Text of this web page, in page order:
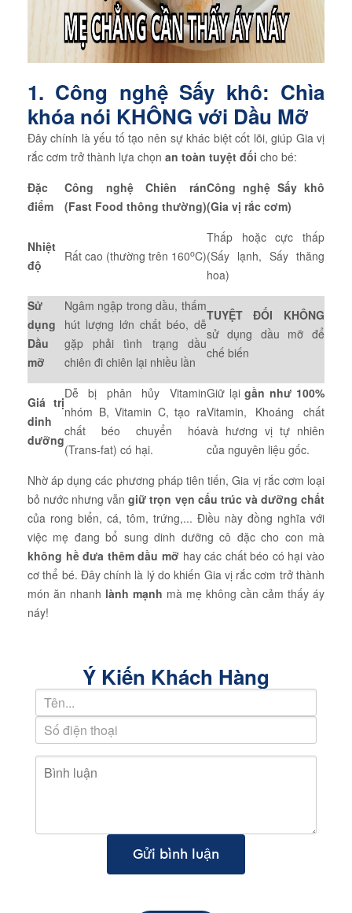
1. Công nghệ Sấy khô: Chìa
khóa nói KHÔNG với Dầu Mỡ
Đây chính là yếu tố tạo nên sự khác biệt cốt lõi, giúp Gia vị
rắc cơm trở thành lựa chọn an toàn tuyệt đối cho bé:
Đặc
điểm
Công nghệ Chiên rán
(Fast Food thông thường)
Công nghệ Sấy khô
(Gia vị rắc cơm)
Nhiệt
độ
Rất cao (thường trên 160oC)
Thấp hoặc cực thấp
(Sấy lạnh, Sấy thăng
hoa)
Sử
dụng
Dầu
mỡ
Ngâm ngập trong dầu, thấm
hút lượng lớn chất béo, dễ
gặp phải tình trạng dầu
chiên đi chiên lại nhiều lần
TUYỆT ĐỐI KHÔNG
sử dụng dầu mỡ để
chế biến
Giá trị
dinh
dưỡng
Dễ bị phân hủy Vitamin
nhóm B, Vitamin C, tạo ra
chất béo chuyển hóa
(Trans-fat) có hại.
Giữ lạigần như 100%
Vitamin, Khoáng chất
và hương vị tự nhiên
của nguyên liệu gốc.
Nhờ áp dụng các phương pháp tiên tiến, Gia vị rắc cơm loại
bỏ nước nhưng vẫngiữ trọn vẹn cấu trúc và dưỡng chất
của rong biển, cá, tôm, trứng,... Điều này đồng nghĩa với
việc mẹ đang bổ sung dinh dưỡng cô đặc cho con mà
không hề đưa thêm dầu mỡ hay các chất béo có hại vào
cơ thể bé. Đây chính là lý do khiến Gia vị rắc cơm trở thành
món ăn nhanh lành mạnh mà mẹ không cần cảm thấy áy
náy!
Ý Kiến Khách Hàng
Gửi bình luận